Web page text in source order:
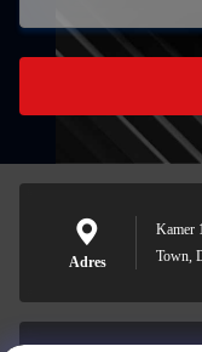
Adres
Kamer
Town,